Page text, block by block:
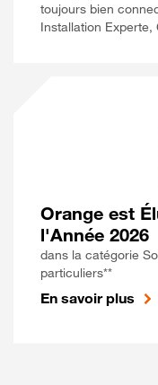
toujours bien
Installation
Orange est
l'Année 2026
dans la catégorie
particuliers**
En savoir plus